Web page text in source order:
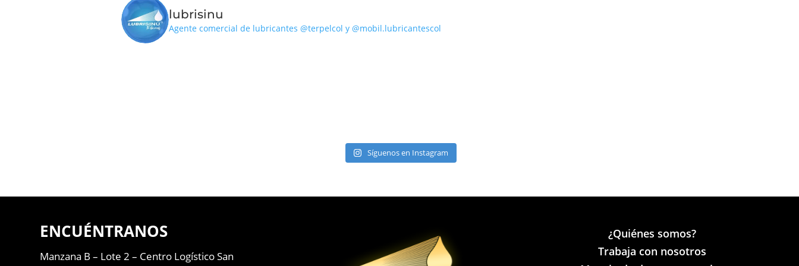
lubrisinu
Agente comercial de lubricantes @terpelcol y @mobil.lubricantescol
Síguenos en Instagram
ENCUÉNTRANOS
Manzana B – Lote 2 – Centro Logístico San
¿Quiénes somos?
Trabaja con nosotros